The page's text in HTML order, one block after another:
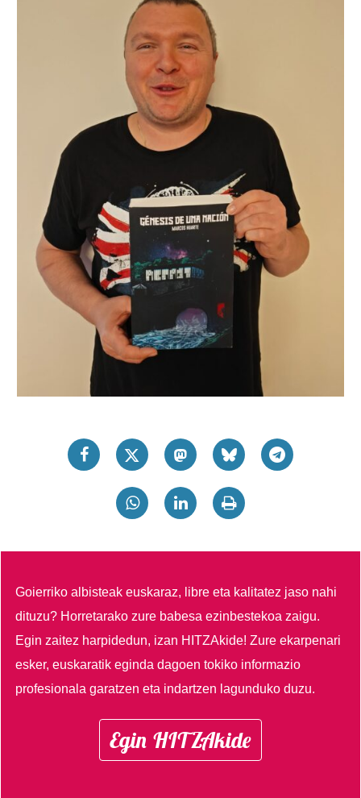
Goierriko albisteak euskaraz, libre eta kalitatez jaso nahi
dituzu? Horretarako zure babesa ezinbestekoa zaigu.
Egin zaitez harpidedun, izan HITZAkide!Zure ekarpenari
esker, euskaratik eginda dagoen tokiko informazio
profesionala garatzen eta indartzen lagunduko duzu.
Egin HITZAkide